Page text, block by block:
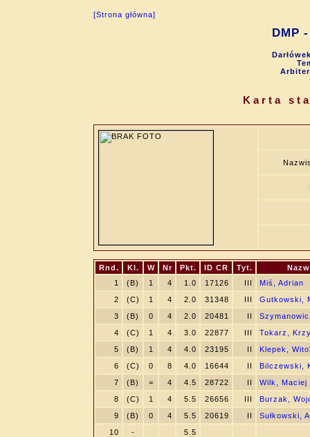
[Strona główna]
DMP
Karta
Rnd. Kl. W Nr Pkt. ID CR Tyt.
1
(B) 1 4 1.0 17126 III
Miś, Adrian
2
(C) 1 4 2.0 31348 III
Gutkowski,
3
(B) 0 4 2.0 20481 II
4
(C) 1 4 3.0 22877 III
Tokarz,
5
(B) 1 4 4.0 23195 II
Klepek,
6
(C) 0 8 4.0 16644 II
Bilczewski,
7
(B) = 4 4.5 28722 II
Wilk, Maciej
8
(C) 1 4 5.5 26656 III
Burzak,
9
(B) 0 4 5.5 20619 II
Sułkowski,
10
-
5.5